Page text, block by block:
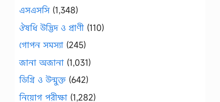
এসএসসি(1,348)
ঔষধি উদ্ভিদ ও প্রাণী (110)
গোপন সমস্যা (245)
জানা অজানা (1,031)
ডিগ্রি ও উন্মুক্ত (642)
নিয়োগ পরীক্ষা (1,282)